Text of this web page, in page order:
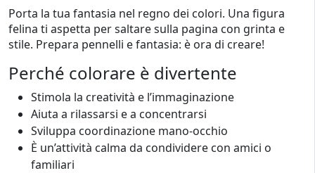
Porta la tua fantasia nel regno dei colori. Una figura
felina ti aspetta per saltare sulla pagina con grinta e
stile. Prepara pennelli e fantasia: è ora di creare!
Perché colorare è divertente
Stimola la creatività e l’immaginazione
Aiuta a rilassarsi e a concentrarsi
Sviluppa coordinazione mano-occhio
È un’attività calma da condividere con amici o
familiari